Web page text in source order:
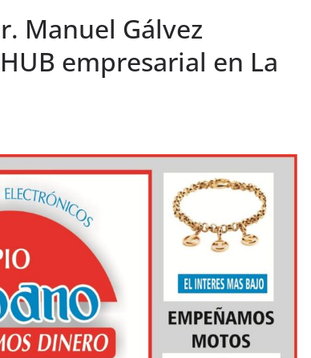
Manuel Gálvez
empresarial en La